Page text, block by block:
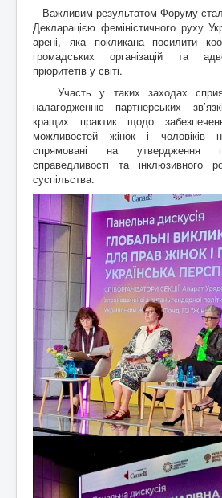
Важливим результатом Форуму
Декларацією феміністичного руху
арені, яка покликана посилити
громадських організацій та
пріоритетів у світі.
Участь у таких заходах
налагодженню партнерських
кращих практик щодо
можливостей жінок і чоловіків
спрямовані на утвердження
справедливості та інклюзивного
суспільства.